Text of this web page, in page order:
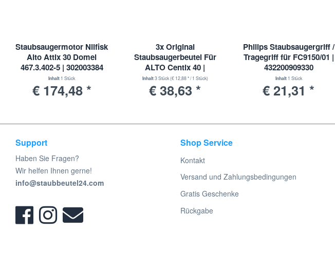
Staubsaugermotor Nilfisk
Alto Attix 30 Domel
467.3.402-5 | 302003384
Inhalt 1 Stück
€ 174,48 *
3x Original
Staubsaugerbeutel Für
ALTO Centix 40 |
1407765050
Inhalt3 Stück(€ 12,88 * / 1 Stück)
€ 38,63 *
Philips Staubsaugergriff /
Tragegriff für FC9150/01 |
432200909330
Staubsauger
Inhalt 1 Stück
€ 21,31 *
Support
Haben Sie Fragen?
Wir helfen Ihnen gerne!
info@staubbeutel24.com
Shop Service
Kontakt
Versand und Zahlungsbedingungen
Gratis Geschenke
Rückgabe